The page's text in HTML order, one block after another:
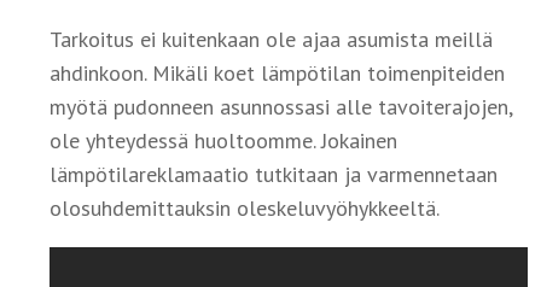
Tarkoitus ei kuitenkaan ole ajaa asumista meillä
ahdinkoon. Mikäli koet lämpötilan toimenpiteiden
myötä pudonneen asunnossasi alle tavoiterajojen,
ole yhteydessä huoltoomme. Jokainen
lämpötilareklamaatio tutkitaan ja varmennetaan
olosuhdemittauksin oleskeluvyöhykkeeltä.